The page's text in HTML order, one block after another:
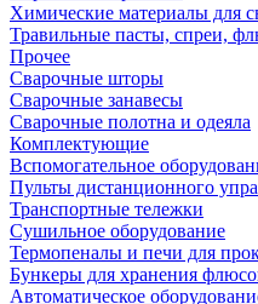
Химические материалы для
Травильные пасты, спреи,
Прочее
Сварочные шторы
Сварочные занавесы
Сварочные полотна и одеяла
Комплектующие
Вспомогательное
Пульты дистанционного
Транспортные тележки
Сушильное оборудование
Термопеналы и печи для
Бункеры для хранения
Автоматическое